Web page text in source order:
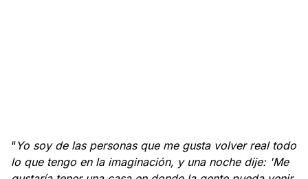
“Yo soy de las personas que me gusta volver real todo
lo que tengo en la imaginación, y una noche dije: 'Me